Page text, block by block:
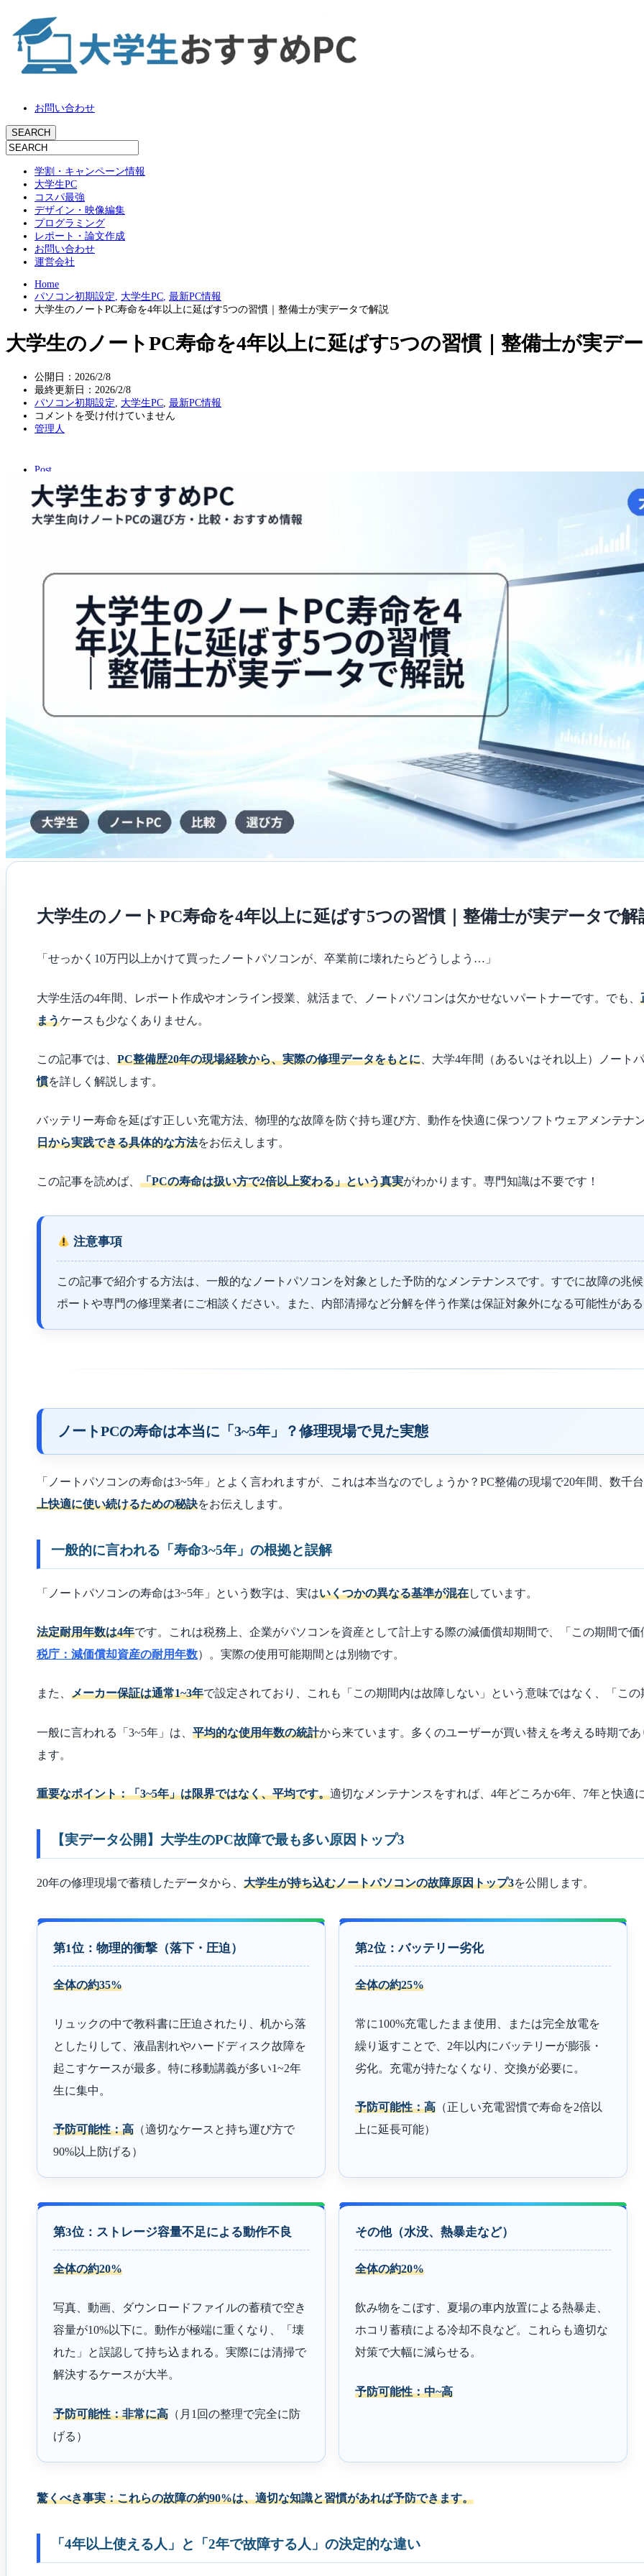
お問い合わせ
学割・キャンペーン情報
大学生PC
コスパ最強
デザイン・映像編集
プログラミング
レポート・論文作成
お問い合わせ
運営会社
Home
パソコン初期設定, 大学生PC, 最新PC情報
大学生のノートPC寿命を4年以上に延ばす5つの習慣｜整備士が実データで解説
大学生のノートPC寿命を4年以上に延ばす5つの習慣｜整備士が実デ
公開日：2026/2/8
最終更新日： 2026/2/8
パソコン初期設定
大学生PC 最新PC情報
大
学
ノ
ト
PC
寿
以
慣
整
が
実
デ
ー
タ
で
説
コメントを受け付けていません
管理人
Post
大学生のノートPC寿命を4年以上に延ばす5つの習慣｜整備士が実データで解
「せっかく10万円以上かけて買ったノートパソコンが、卒業前に壊れたらどうしよう…」
大学生活の4年間、レポート作成やオンライン授業、就活まで、ノートパソコンは欠かせないパートナーです。でも、
まうケースも少なくありません。
この記事では、 PC整備歴20年の現場経験から、実際の修理データをもとに 、大学4年間（あるいはそれ以上）ノート
慣を詳しく解説します。
バッテリー寿命を延ばす正しい充電方法、物理的な故障を防ぐ持ち運び方、動作を快適に保つソフトウェアメンテナ
日から実践できる具体的な方法をお伝えします。
この記事を読めば、 「PCの寿命は扱い方で2倍以上変わる」という真実がわかります。専門知識は不要です！
注意事項
この記事で紹介する方法は、一般的なノートパソコンを対象とした予防的なメンテナンスです。すでに故障の兆
ポートや専門の修理業者にご相談ください。また、内部清掃など分解を伴う作業は保証対象外になる可能性があ
ノートPCの寿命は本当に「3~5年」？修理現場で見た実態
「ノートパソコンの寿命は3~5年」とよく言われますが、これは本当なのでしょうか？PC整備の現場で20年間、数千
上快適に使い続けるための秘訣をお伝えします。
一般的に言われる「寿命3~5年」の根拠と誤解
「ノートパソコンの寿命は3~5年」という数字は、実はいくつかの異なる基準が混在しています。
法定耐用年数は4年です。これは税務上、企業がパソコンを資産として計上する際の減価償却期間で、「この期間で
税庁：減価償却資産の耐用年数）。実際の使用可能期間とは別物です。
また、 メーカー保証は通常1~3年で設定されており、これも「この期間内は故障しない」という意味ではなく、「こ
一般に言われる「3~5年」は、 平均的な使用年数の統計から来ています。多くのユーザーが買い替えを考える時期で
ます。
重要なポイント：「3~5年」は限界ではなく、平均です。適切なメンテナンスをすれば、4年どころか6年、7年と快適
【実データ公開】大学生のPC故障で最も多い原因トップ3
20年の修理現場で蓄積したデータから、 大学生が持ち込むノートパソコンの故障原因トップ3を公開します。
第1位：物理的衝撃（落下・圧迫）
全体の約35%
リュックの中で教科書に圧迫されたり、机から落
としたりして、液晶割れやハードディスク故障を
起こすケースが最多。特に移動講義が多い1~2年
生に集中。
予防可能性：高 （適切なケースと持ち運び方で
90%以上防げる）
第2位：バッテリー劣化
全体の約25%
常に100%充電したまま使用、または完全放電を
繰り返すことで、2年以内にバッテリーが膨張・
劣化。充電が持たなくなり、交換が必要に。
予防可能性：高 （正しい充電習慣で寿命を2倍以
上に延長可能）
第3位：ストレージ容量不足による動作不良
全体の約20%
写真、動画、ダウンロードファイルの蓄積で空き
容量が10%以下に。動作が極端に重くなり、「壊
れた」と誤認して持ち込まれる。実際には清掃で
解決するケースが大半。
予防可能性：非常に高 （月1回の整理で完全に防
げる）
その他（水没、熱暴走など）
全体の約20%
飲み物をこぼす、夏場の車内放置による熱暴走、
ホコリ蓄積による冷却不良など。これらも適切な
対策で大幅に減らせる。
予防可能性：中~高
驚くべき事実：これらの故障の約90%は、適切な知識と習慣があれば予防できます。
「4年以上使える人」と「2年で故障する人」の決定的な違い